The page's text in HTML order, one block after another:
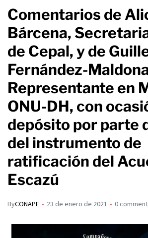
Comentarios de
Bárcena,
de Cepal, y de
Fernández-
Representante en
ONU-DH, con
depósito por parte
del instrumento de
ratificación del
Escazú
ByCONAPE 23 de enero de 2021 0